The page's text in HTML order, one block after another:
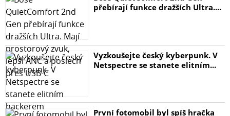
- tloušťka pláště: 1,1 mm
- průměr vnitřního vodiče: 0,533 mm
- tloušťka izolace vodičů: 0,22 mm
- značení kabelu: UTP Cat5E PVC Patch cable
- skladovací teplota: -20 °C až +60 °C
- stínění: ne
- tahový prvek: neuvádí se
- typ ochrany konektorů: litá
- prodejní obal: 1 ks, PVC sáček
přebírají funkce dražších Ultra....
Vyzkoušejte český kyberpunk. V
Netspectre se stanete elitním...
První fotomobil byl spíš hračka